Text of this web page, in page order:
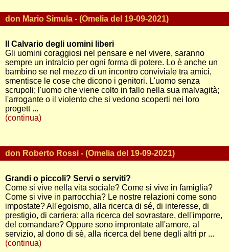
don Mario Simula - (Omelia del 19-09-2021)
Il Calvario degli uomini liberi
Gli uomini coraggiosi nel pensare e nel vivere, saranno
sempre un intralcio per ogni forma di potere. Lo è anche un
bambino se nel mezzo di un incontro conviviale tra amici,
smentisce le cose che dicono i genitori. L'uomo senza
scrupoli; l'uomo che viene colto in fallo nella sua malvagità;
l'arrogante o il violento che si vedono scoperti nei loro
progett ...
(continua)
don Roberto Rossi - (Omelia del 19-09-2021)
Grandi o piccoli? Servi o serviti?
Come si vive nella vita sociale? Come si vive in famiglia?
Come si vive in parrocchia? Le nostre relazioni come sono
impostate? All'egoismo, alla ricerca di sé, di interesse, di
prestigio, di carriera; alla ricerca del sovrastare, dell'imporre,
del comandare? Oppure sono improntate all'amore, al
servizio, al dono di sè, alla ricerca del bene degli altri pr ...
(continua)